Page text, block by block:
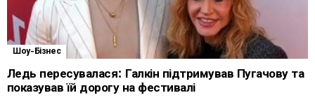
Шоу-Бізнес
Ледь пересувалася: Галкін підтримував Пугачову та
показував їй дорогу на фестивалі